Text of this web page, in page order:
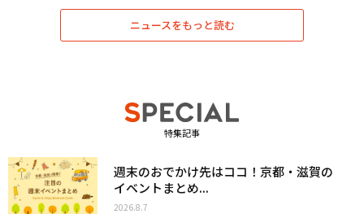
ニュースをもっと読む
特集記事
週末のおでかけ先はココ！京都・滋賀の
イベントまとめ...
2026.8.7